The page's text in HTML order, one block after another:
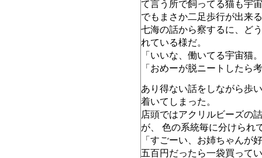
て言う所で飼ってる猫も宇
でもまさか二足歩行が出来
七海の話から察するに、ど
れている様だ。
「いいな、働いてる宇宙猫
「おめーが脱ニートしたら
あり得ない話をしながら歩
着いてしまった。
店頭ではアクリルビーズの
が、 色の系統毎に分けられ
「すごーい、お姉ちゃんが
五百円だったら一袋買って